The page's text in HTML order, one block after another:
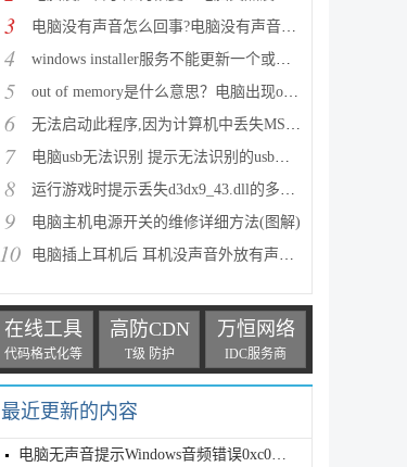
3 电脑没有声音怎么回事?电脑没有声音修复方法
4 windows installer服务不能更新一个或多个受保护的win
5 out of memory是什么意思？电脑出现out of memory修复
6 无法启动此程序,因为计算机中丢失MSVCR110.dll的解决
7 电脑usb无法识别 提示无法识别的usb设备怎么办？
8 运行游戏时提示丢失d3dx9_43.dll的多种解决方法
9 电脑主机电源开关的维修详细方法(图解)
10 电脑插上耳机后 耳机没声音外放有声音怎么解决？
在线工具
代码格式化等
高防CDN
T级 防护
万恒网络
IDC服务商
最近更新的内容
电脑无声音提示Windows音频错误0xc00d11d1(0xc00d4e86